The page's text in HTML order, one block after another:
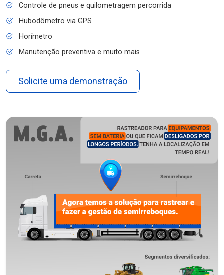
Controle de pneus e quilometragem percorrida
Hubodômetro via GPS
Horímetro
Manutenção preventiva e muito mais
Solicite uma demonstração